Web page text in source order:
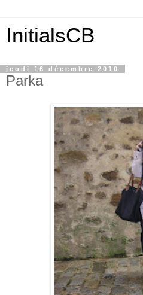
InitialsCB
jeudi 16 décembre 2010
Parka